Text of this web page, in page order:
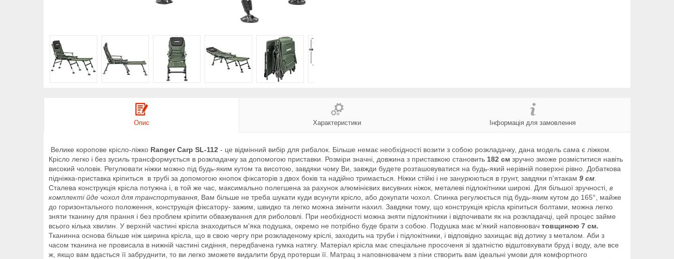
Опис Характеристики Інформація для замовлення
Велике коропове крісло-ліжко Ranger Carp SL-112 - це відмінний вибір для рибалок. Більше немає необхідності возити з собою розкладачку, дана модель сама є ліжком.
Крісло легко і без зусиль трансформується в розкладачку за допомогою приставки. Розміри значні, довжина з приставкою становить 182 см зручно зможе розміститися навіть
високий чоловік. Регулювати ніжки можно під будь-яким кутом та висотою, завдяки чому Ви, завжди будете розташовуватися на будь-який нерівній поверхні рівно. Добаткова
підніжка-приставка кріпиться в трубі за допомогою кнопок фіксаторів з двох боків та надійно тримається. Ніжки стійкі і не занурюються в грунт, завдяки п'ятакам 9 см
Сталева конструкція крісла потужна і, в той же час, максимально полегшена за рахунок алюмінієвих висувних ніжок, металеві підлокітники широкі. Для більшої зручності, в
комплекті йде чохол для транспортування , Вам більше не треба шукати куди всунути крісло, або докупати чохол. Спинка регулюється під будь-яким кутом до 165°, майже
до горизонтального положення, конструкція фіксатору- зажим, швидко та легко можна змінити нахил. Завдяки тому, що конструкція крісла кріпиться болтами, можна легко
зняти тканину для прання і без проблем кріпити обважування для риболовлі. При необхідності можна зняти підлокітники і відпочивати як на розкладачці, цей процес займе
всього кілька хвилин. У верхній частині крісла знаходиться м'яка подушка, окремо не потрібно буде брати з собою. Подушка має м'який наповнювач товщиною 7 см.
Тканинна основа більше ніж ширина крісла, що в свою чергу при розкладеному кріслі, заходить на труби і підлокітники, і відповідно захищає від дотику з металом. Аби з
часом тканина не провисала в нижній частині сидіння, передбачена гумка натягу. Матеріал крісла має спеціальне просоченя зі здатністю відштовхувати бруд і воду, але все
ж, якщо вам вдасться її забруднити, то ви легко зможете видалити бруд протерши її. Матрац з наповнювачем з піни створить вам ідеальні умови для комфортного